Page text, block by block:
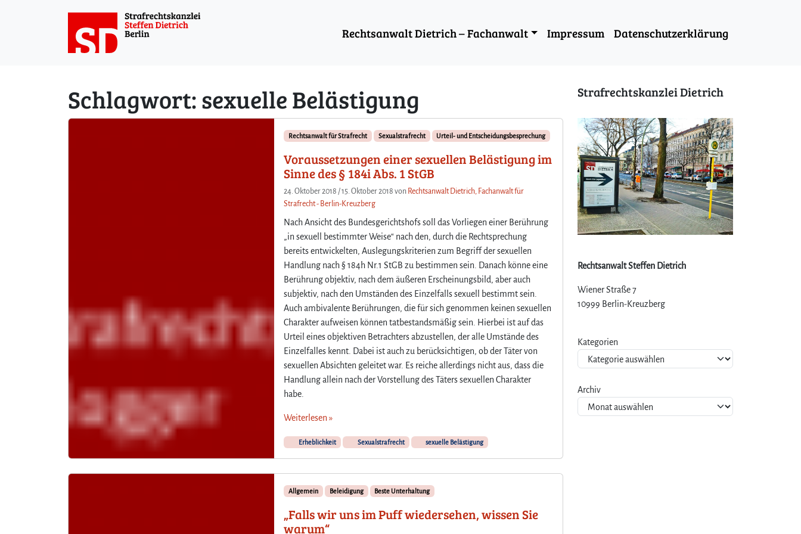
Rechtsanwalt Dietrich – Fachanwalt Impressum Datenschutzerklärung
Schlagwort:sexuelle Belästigung
Rechtsanwalt für Strafrecht Sexualstrafrecht Urteil- und Entscheidungsbesprechung
Voraussetzungen einer sexuellen Belästigung im
Sinne des § 184i Abs. 1 StGB
24. Oktober 2018 /15. Oktober 2018 von Rechtsanwalt Dietrich, Fachanwalt für
Strafrecht - Berlin-Kreuzberg
Nach Ansicht des Bundesgerichtshofs soll das Vorliegen einer Berührung
„in sexuell bestimmter Weise“ nach den, durch die Rechtsprechung
bereits entwickelten, Auslegungskriterien zum Begriff der sexuellen
Handlung nach § 184h Nr.1 StGB zu bestimmen sein. Danach könne eine
Berührung objektiv, nach dem äußeren Erscheinungsbild, aber auch
subjektiv, nach den Umständen des Einzelfalls sexuell bestimmt sein.
Auch ambivalente Berührungen, die für sich genommen keinen sexuellen
Charakter aufweisen können tatbestandsmäßig sein. Hierbei ist auf das
Urteil eines objektiven Betrachters abzustellen, der alle Umstände des
Einzelfalles kennt. Dabei ist auch zu berücksichtigen, ob der Täter von
sexuellen Absichten geleitet war. Es reiche allerdings nicht aus, dass die
Handlung allein nach der Vorstellung des Täters sexuellen Charakter
habe.
Weiterlesen »
Erheblichkeit Sexualstrafrecht sexuelle Belästigung
Allgemein Beleidigung Beste Unterhaltung
„Falls wir uns im Puff wiedersehen, wissen Sie
warum“
Strafrechtskanzlei Dietrich
Rechtsanwalt Steffen Dietrich
Wiener Straße 7
10999 Berlin-Kreuzberg
Kategorien
Archiv